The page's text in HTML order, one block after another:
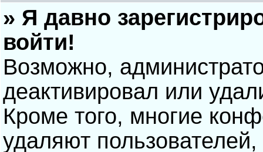
» Я давно
войти!
Возможно,
деактивировал или
Кроме того, многие
удаляют